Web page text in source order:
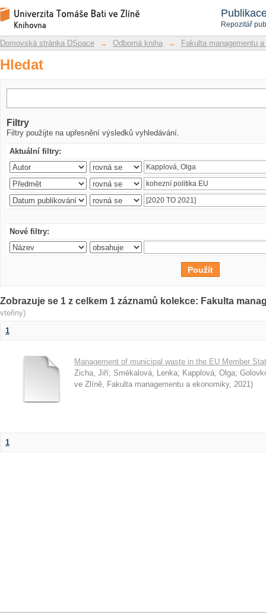
Repozitář
Hledat
Repozitář DSpace/Manakin
Domovská stránka DSpace → Odborná kniha → Fakulta managementu
Hledat
Filtry
Filtry použijte na upřesnění výsledků vyhledávání.
Aktuální filtry:
Nové filtry:
Zobrazuje se 1 z celkem 1 záznamů kolekce: Fakulta
vteřiny)
1
Management of municipal waste in the EU Member
Zicha, Jiří; Smékalová, Lenka; Kapplová, Olga;
ve Zlíně, Fakulta managementu a ekonomiky, 2021)
1